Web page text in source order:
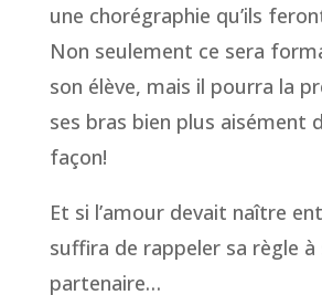
une chorégraphie qu’ils
Non seulement ce sera
son élève, mais il pourra la
ses bras bien plus aisément
façon!
Et si l’amour devait naître
suffira de rappeler sa règle à
partenaire…